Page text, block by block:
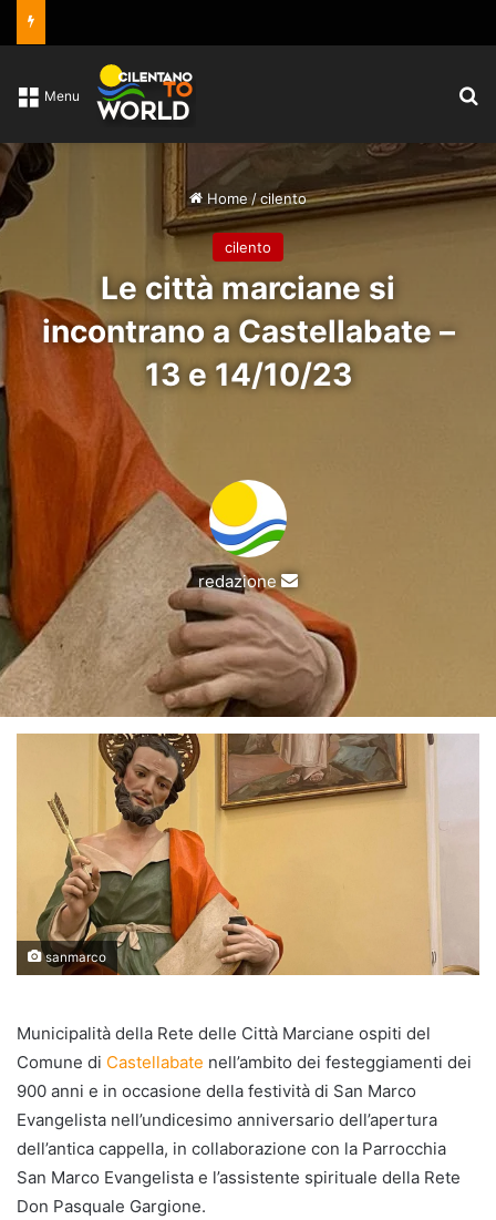
Menu
Home /cilento
cilento
Le città marciane si
incontrano a Castellabate –
13 e 14/10/23
redazione
Invia
un'email
sanmarco
Municipalità della Rete delle Città Marciane ospiti del
Comune di Castellabate nell’ambito dei festeggiamenti dei
900 anni e in occasione della festività di San Marco
Evangelista nell’undicesimo anniversario dell’apertura
dell’antica cappella, in collaborazione con la Parrocchia
San Marco Evangelista e l’assistente spirituale della Rete
Don Pasquale Gargione.